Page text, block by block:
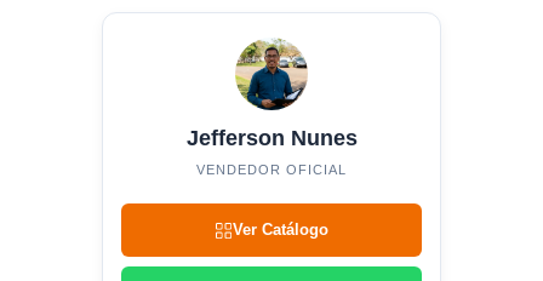
Jefferson Nunes
VENDEDOR OFICIAL
Ver Catálogo